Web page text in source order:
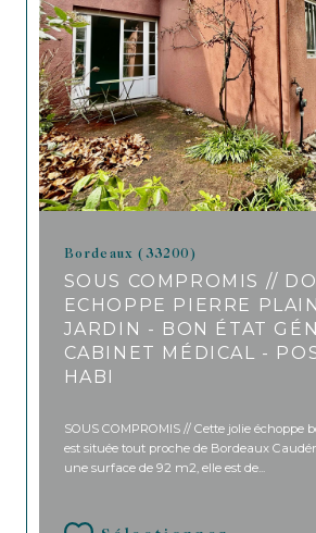
Bordeaux (33200)
SOUS COMPROMIS //
ECHOPPE PIERRE
JARDIN - BON ÉTAT
CABINET MÉDICAL -
HABI
SOUS COMPROMIS // Cette jolie échoppe
est située tout proche de Bordeaux
une surface de 92 m2, elle est de...